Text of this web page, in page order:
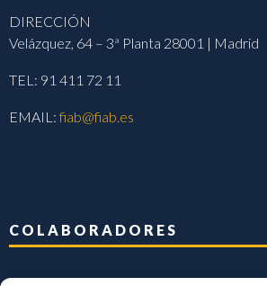
DIRECCIÓN
Velázquez, 64 – 3ª Planta 28001 | Madrid
TEL: 91 411 72 11
EMAIL:fiab@fiab.es
COLABORADORES